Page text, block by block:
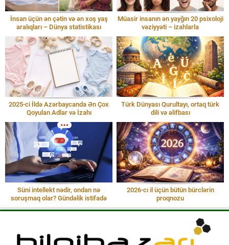
İnsan üçün ən çətin və ən xoş yaş
aralıqları – Dünya statistikası
Müasir insanın ən yayğın 20 psixoloji
vəziyyəti – izahlarla
2025-ci İldə Azərbaycanda Ən Çox
Qoyulan Adlar və İzahı
Türk Dünyası Qurultayı, ortaq türk
dili və əlifbası
Süni intellekt nədir, ondan nə
soruşmaq olar? Gündəlik istifadə
2026-cı il üçün bütün bürclərin
proqnozu